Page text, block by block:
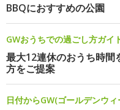
BBQにおすすめの公園
GWおうちでの過ごし方ガイ
最大12連休のおうち時間
方をご提案
日付からGW(ゴールデンウ